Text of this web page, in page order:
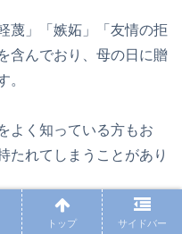
蔑」「嫉妬」「友情の拒
含んでおり、母の日に贈
。
よく知っている方もお
たれてしまうことがあり
トップ サイドバー